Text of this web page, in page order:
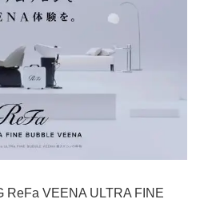
ReFa VEENA ULTRA FINE